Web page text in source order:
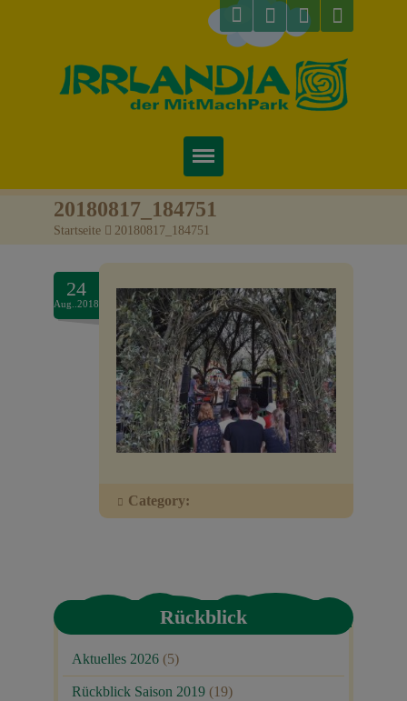
Startseite
Preise & Infos
Tickets
Attraktionen
Videos
Veranstaltungen
20180817_184751
Startseite > 20180817_184751
24
Aug..2018
Category:
Rückblick
Aktuelles 2026 (5)
Rückblick Saison 2019 (19)